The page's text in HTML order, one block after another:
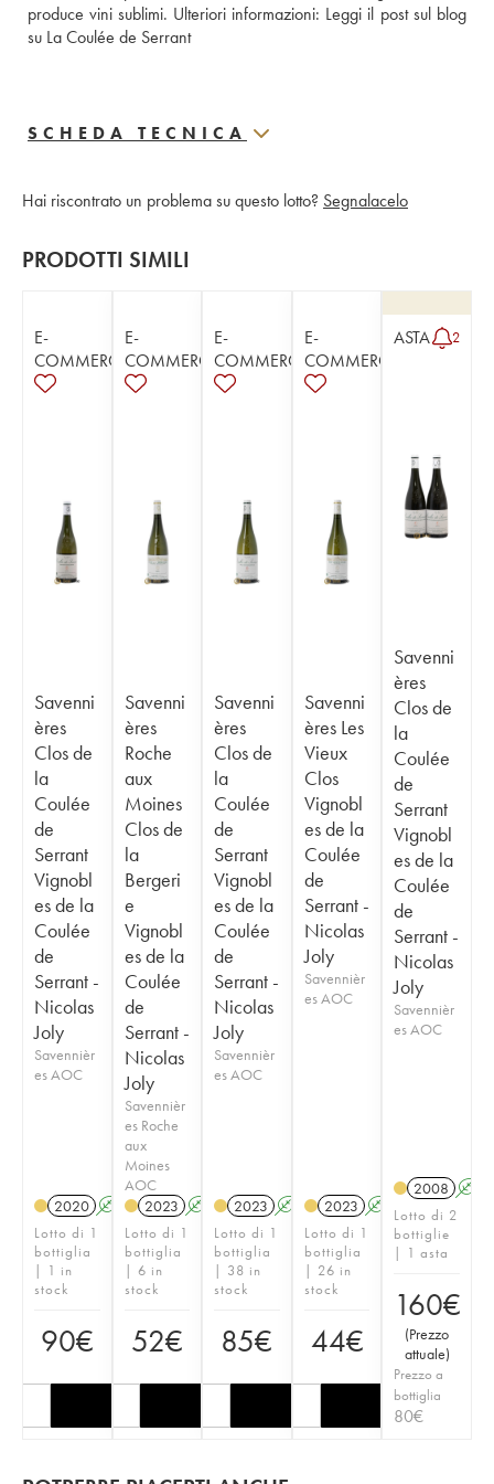
produce vini sublimi. Ulteriori informazioni: Leggi il post sul blog
su La Coulée de Serrant
SCHEDA TECNICA
Hai riscontrato un problema su questo lotto? Segnalacelo
PRODOTTI SIMILI
E-
COMMERCE
Savenni
ères
Clos de
la
Coulée
de
Serrant
Vignobl
es de la
Coulée
de
Serrant -
Nicolas
Joly
Savennièr
es AOC
2020 A S
Lotto di 1
bottiglia
| 1 in
stock
90€
E-
COMMERCE
Savenni
ères
Roche
aux
Moines
Clos de
la
Bergeri
e
Vignobl
es de la
Coulée
de
Serrant -
Nicolas
Joly
Savennièr
es Roche
aux
Moines
AOC
2023 A S
Lotto di 1
bottiglia
| 6 in
stock
52€
E-
COMMERCE
Savenni
ères
Clos de
la
Coulée
de
Serrant
Vignobl
es de la
Coulée
de
Serrant -
Nicolas
Joly
Savennièr
es AOC
2023 A S
Lotto di 1
bottiglia
| 38 in
stock
85€
E-
COMMERCE
Savenni
ères Les
Vieux
Clos
Vignobl
es de la
Coulée
de
Serrant -
Nicolas
Joly
Savennièr
es AOC
2023 A S
Lotto di 1
bottiglia
| 26 in
stock
44€
ASTA 2
Savenni
ères
Clos de
la
Coulée
de
Serrant
Vignobl
es de la
Coulée
de
Serrant -
Nicolas
Joly
Savennièr
es AOC
2008 A
Lotto di 2
bottiglie
| 1 asta
160€
(Prezzo
attuale)
Prezzo a
bottiglia
80€